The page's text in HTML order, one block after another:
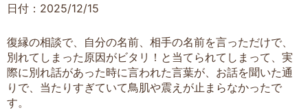
日付：2025/12/15
復縁の相談で、自分の名前、相手の名前を言っただけで、
別れてしまった原因がビタリ！と当てられてしまって、実
際に別れ話があった時に言われた言葉が、お話を聞いた通
りで、当たりすぎていて鳥肌や震えが止まらなかったで
す。